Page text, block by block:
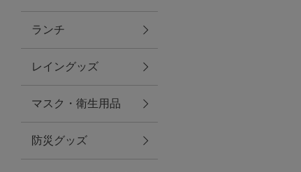
ファッション雑貨
ファッショングッズ
スマホケース・アクセサリー
ポーチ
ランチ
レイングッズ
マスク・衛生用品
防災グッズ